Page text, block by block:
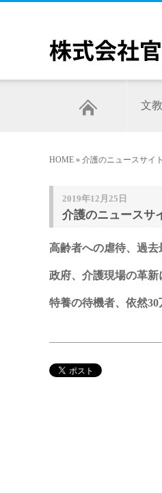
文
HOME » 介護のニュースサイト
2019年12月25日
介護のニュースサ
高齢者への虐待、過
政府、介護現場の革
特養の待機者、依然